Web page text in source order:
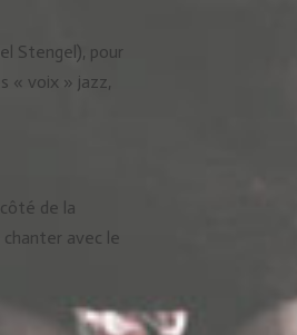
Stengel), pour
« voix » jazz,
de la
avec le